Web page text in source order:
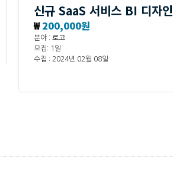
신규 SaaS 서비스 BI 디자인
₩200,000원
분야 : 로고
모집: 1일
수집 : 2024년 02월 08일